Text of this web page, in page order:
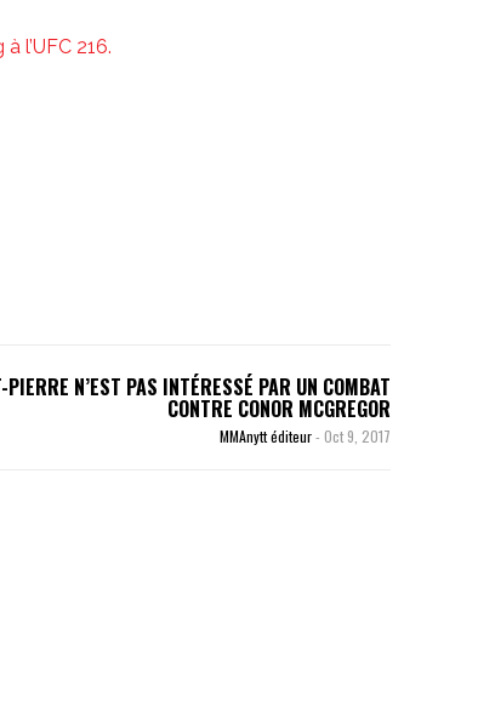
l’UFC 216.
PIERRE N’EST PAS INTÉRESSÉ PAR UN COMBAT
CONTRE CONOR MCGREGOR
MMAnytt éditeur- Oct 9, 2017